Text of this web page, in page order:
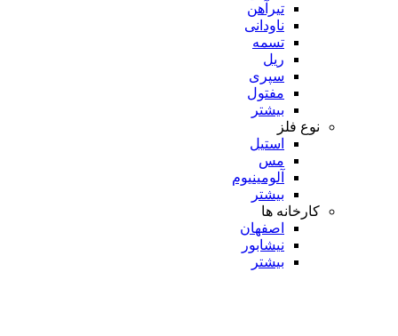
تیرآهن
ناودانی
تسمه
ریل
سپری
مفتول
بیشتر
نوع فلز
استیل
مس
آلومینیوم
بیشتر
کارخانه ها
اصفهان
نیشابور
بیشتر